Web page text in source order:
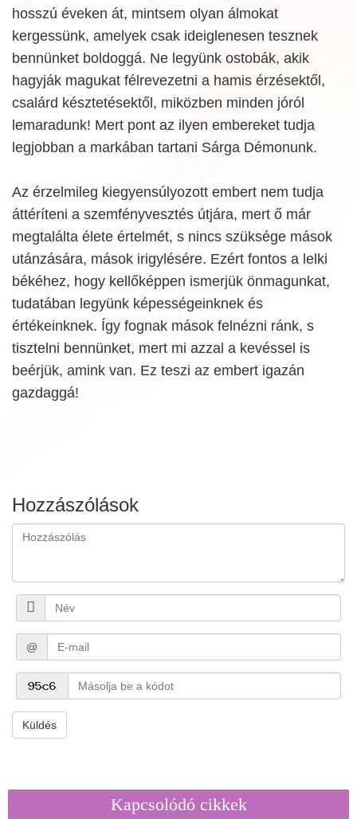
hosszú éveken át, mintsem olyan álmokat
kergessünk, amelyek csak ideiglenesen tesznek
bennünket boldoggá. Ne legyünk ostobák, akik
hagyják magukat félrevezetni a hamis érzésektől,
csalárd késztetésektől, miközben minden jóról
lemaradunk! Mert pont az ilyen embereket tudja
legjobban a markában tartani Sárga Démonunk.
Az érzelmileg kiegyensúlyozott embert nem tudja
áttéríteni a szemfényvesztés útjára, mert ő már
megtalálta élete értelmét, s nincs szüksége mások
utánzására, mások irigylésére. Ezért fontos a lelki
békéhez, hogy kellőképpen ismerjük önmagunkat,
tudatában legyünk képességeinknek és
értékeinknek. Így fognak mások felnézni ránk, s
tisztelni bennünket, mert mi azzal a kevéssel is
beérjük, amink van. Ez teszi az embert igazán
gazdaggá!
Hozzászólások
@
Küldés
Kapcsolódó cikkek